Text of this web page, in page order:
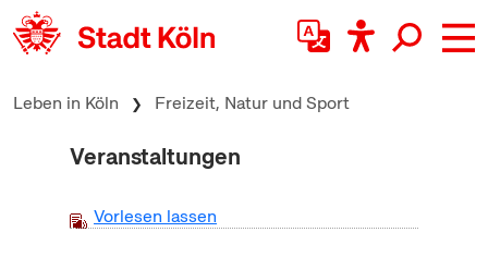
zum Inhalt springen
Leben in Köln Freizeit, Natur und Sport
Veranstaltungen
Vorlesen lassen